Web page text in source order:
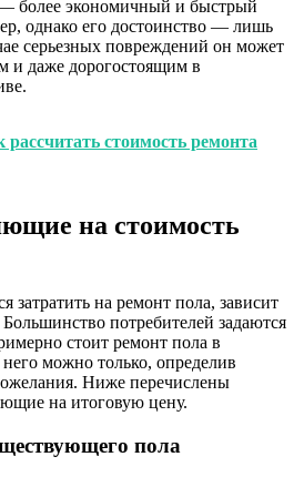
более экономичный и быстрый
однако его достоинство — лишь
серьезных повреждений он может
и даже дорогостоящим в
рассчитать стоимость ремонта
на стоимость
затратить на ремонт пола, зависит
потребителей задаются
стоит ремонт пола в
можно только, определив
Ниже перечислены
на итоговую цену.
пола